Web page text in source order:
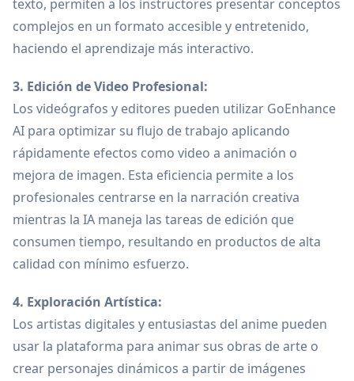
texto, permiten a los instructores presentar conceptos
complejos en un formato accesible y entretenido,
haciendo el aprendizaje más interactivo.
3. Edición de Video Profesional:
Los videógrafos y editores pueden utilizar GoEnhance
AI para optimizar su flujo de trabajo aplicando
rápidamente efectos como video a animación o
mejora de imagen. Esta eficiencia permite a los
profesionales centrarse en la narración creativa
mientras la IA maneja las tareas de edición que
consumen tiempo, resultando en productos de alta
calidad con mínimo esfuerzo.
4. Exploración Artística:
Los artistas digitales y entusiastas del anime pueden
usar la plataforma para animar sus obras de arte o
crear personajes dinámicos a partir de imágenes